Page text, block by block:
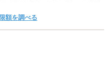
額を調べる